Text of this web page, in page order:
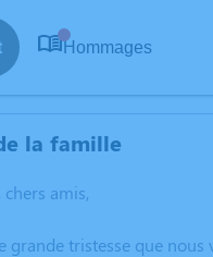
Hommages
la famille
amis,
grande tristesse que